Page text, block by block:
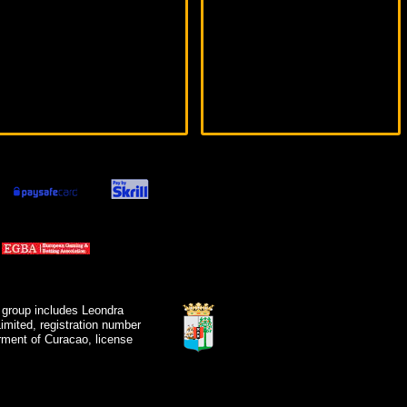
includes Leondra
registration number
of Curacao, license